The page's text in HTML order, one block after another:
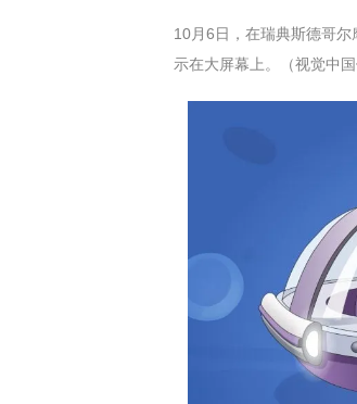
10月6日，在瑞典斯德哥
示在大屏幕上。（视觉中国